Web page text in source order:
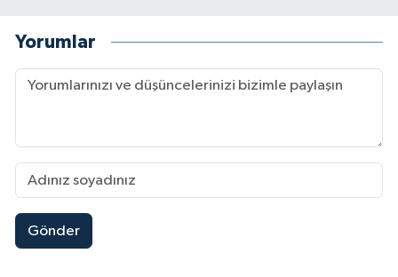
Yorumlar
Gönder